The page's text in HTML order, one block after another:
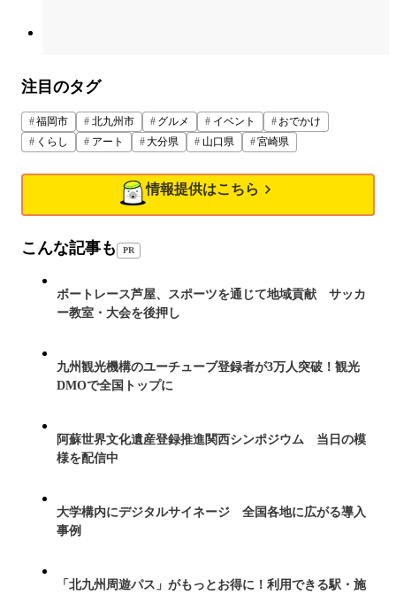
注目のタグ
福岡市 北九州市 グルメ イベント
おでかけ
くらし
アート 大分県 山口県 宮崎県
情報提供はこちら
こんな記事も PR
ボートレース芦屋、スポーツを通じて地域貢献 サッカ
ー教室・大会を後押し
九州観光機構のユーチューブ登録者が3万人突破！観光
DMOで全国トップに
阿蘇世界文化遺産登録推進関西シンポジウム 当日の模
様を配信中
大学構内にデジタルサイネージ 全国各地に広がる導入
事例
「北九州周遊パス」がもっとお得に！利用できる駅・施